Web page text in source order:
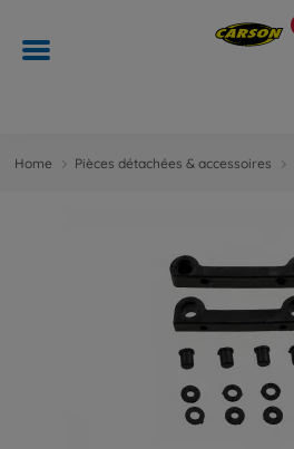
Home Pièces détachées & accessoires